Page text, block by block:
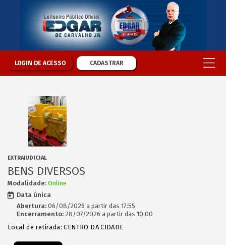
LOGIN DE ACESSO CADASTRAR
EXTRAJUDICIAL
BENS DIVERSOS
Modalidade: Online
Data única
Abertura: 06/08/2026 a partir das 17:55
Encerramento: 28/07/2026 a partir das 10:00
Local de retirada: CENTRO DA CIDADE